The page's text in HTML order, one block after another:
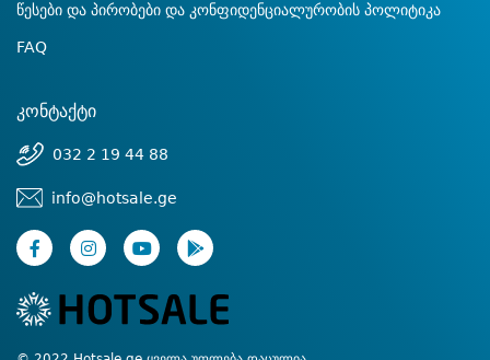
წესები და პირობები და კონფიდენციალურობის პოლიტიკა
FAQ
კონტაქტი
032 2 19 44 88
info@hotsale.ge